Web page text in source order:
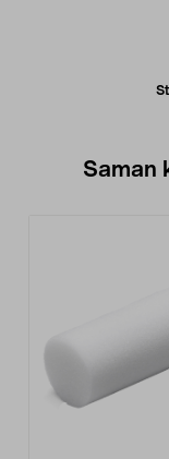
Saman